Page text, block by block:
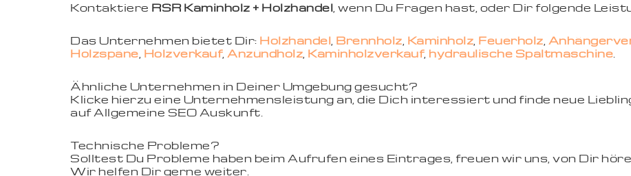
Kontaktiere RSR Kaminholz + Holzhandel, wenn Du Fragen hast, oder Dir folgende
Das Unternehmen bietet Dir: Holzhandel, Brennholz, Kaminholz, Feuerholz,
Holzspäne, Holzverkauf, Anzündholz, Kaminholzverkauf, hydraulische Spaltmaschine.
Ähnliche Unternehmen in Deiner Umgebung gesucht?
Klicke hierzu eine Unternehmensleistung an, die Dich interessiert und finde neue
auf Allgemeine SEO Auskunft.
Technische Probleme?
Solltest Du Probleme haben beim Aufrufen eines Eintrages, freuen wir uns, von Dir
Wir helfen Dir gerne weiter.